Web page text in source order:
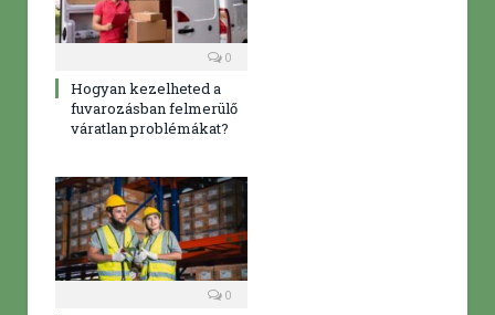
0
Hogyan kezelheted a
fuvarozásban felmerülő
váratlan problémákat?
0